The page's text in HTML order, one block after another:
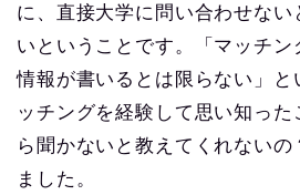
に、直接大学に問い合わせない
いということです。「マッチ
情報が書いるとは限らない」と
ッチングを経験して思い知っ
ら聞かないと教えてくれないの
ました。